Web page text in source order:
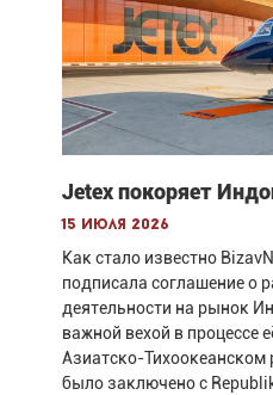
Jetex покоряет
15 июля 2026
Как стало известно
подписала соглашение о
деятельности на рынок
важной вехой в процессе
Азиатско-Тихоокеанском
было заключено с